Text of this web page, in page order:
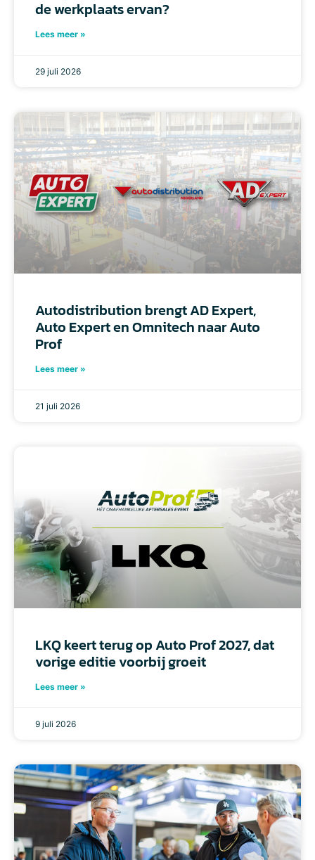
de werkplaats ervan?
Lees meer »
29 juli 2026
Autodistribution brengt AD Expert,
Auto Expert en Omnitech naar Auto
Prof
Lees meer »
21 juli 2026
LKQ keert terug op Auto Prof 2027, dat
vorige editie voorbij groeit
Lees meer »
9 juli 2026